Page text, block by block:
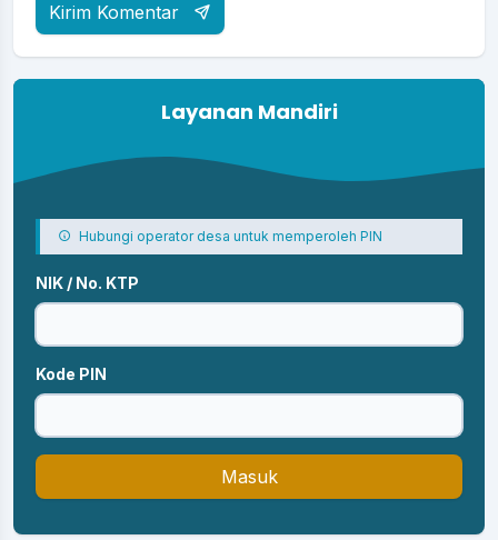
Kirim Komentar
Layanan Mandiri
Hubungi operator desa untuk memperoleh PIN
NIK / No. KTP
Kode PIN
Masuk